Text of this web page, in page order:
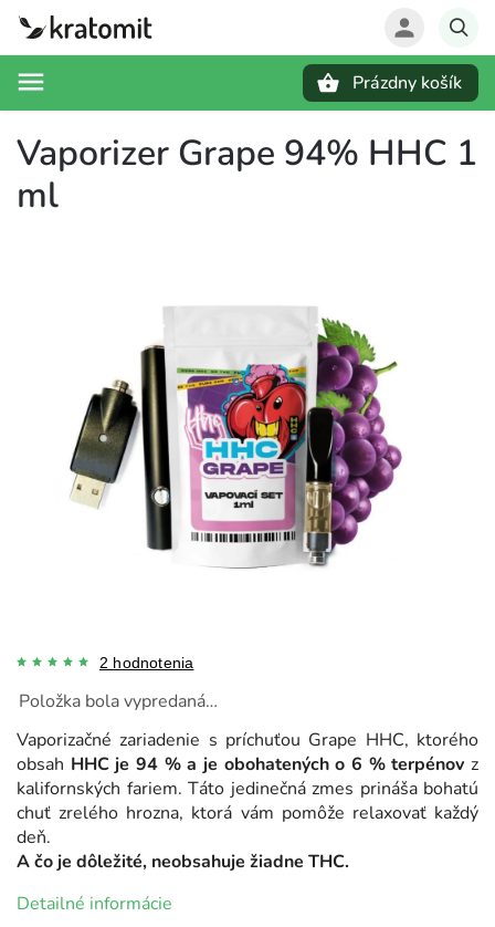
Prázdny košík
Vaporizer Grape 94% HHC 1
ml
2 hodnotenia
Položka bola vypredaná…
Vaporizačné zariadenie s príchuťou Grape HHC, ktorého
obsah HHC je 94 % a je obohatených o 6 % terpénov z
kalifornských fariem. Táto jedinečná zmes prináša bohatú
chuť zrelého hrozna, ktorá vám pomôže relaxovať každý
deň.
A čo je dôležité, neobsahuje žiadne THC.
Detailné informácie